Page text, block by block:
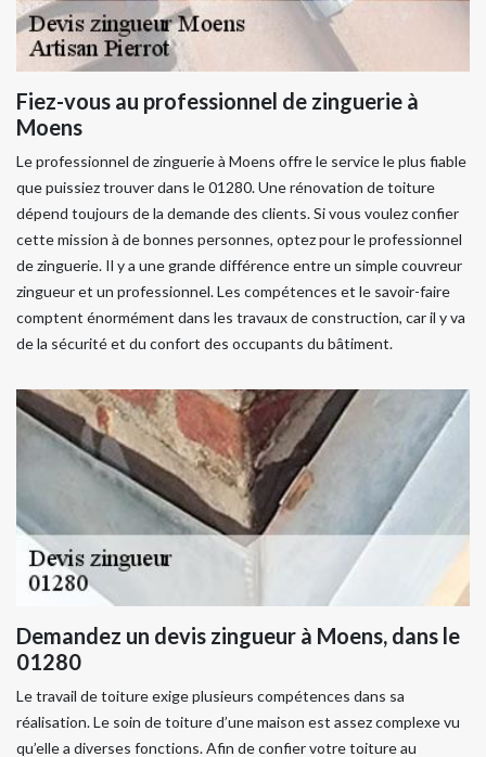
Fiez-vous au professionnel de zinguerie à
Moens
Le professionnel de zinguerie à Moens offre le service le plus fiable
que puissiez trouver dans le 01280. Une rénovation de toiture
dépend toujours de la demande des clients. Si vous voulez confier
cette mission à de bonnes personnes, optez pour le professionnel
de zinguerie. Il y a une grande différence entre un simple couvreur
zingueur et un professionnel. Les compétences et le savoir-faire
comptent énormément dans les travaux de construction, car il y va
de la sécurité et du confort des occupants du bâtiment.
Demandez un devis zingueur à Moens, dans le
01280
Le travail de toiture exige plusieurs compétences dans sa
réalisation. Le soin de toiture d’une maison est assez complexe vu
qu’elle a diverses fonctions. Afin de confier votre toiture au